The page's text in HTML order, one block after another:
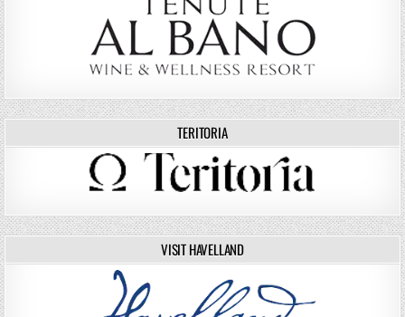
TERITORIA
VISIT HAVELLAND